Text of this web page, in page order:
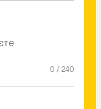
0 / 240